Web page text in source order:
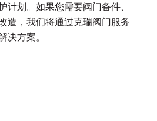
计划。如果您需要阀门备件、
造，我们将通过克瑞阀门服务
决方案。